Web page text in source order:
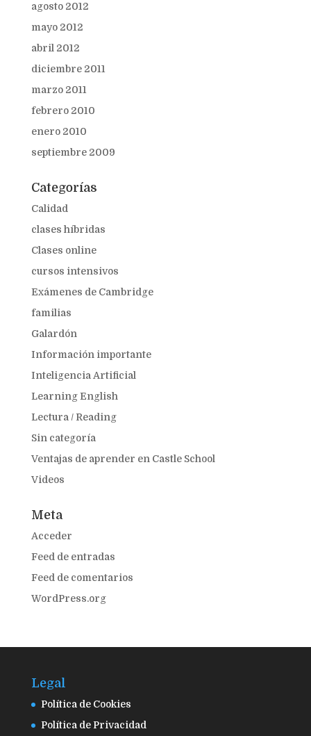
agosto 2012
mayo 2012
abril 2012
diciembre 2011
marzo 2011
febrero 2010
enero 2010
septiembre 2009
Categorías
Calidad
clases híbridas
Clases online
cursos intensivos
Exámenes de Cambridge
familias
Galardón
Información importante
Inteligencia Artificial
Learning English
Lectura / Reading
Sin categoría
Ventajas de aprender en Castle School
Videos
Meta
Acceder
Feed de entradas
Feed de comentarios
WordPress.org
Legal
Política de Cookies
Política de Privacidad